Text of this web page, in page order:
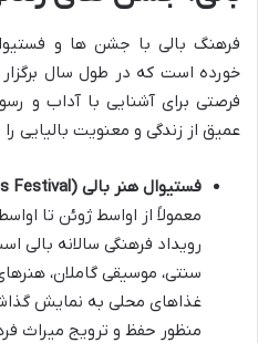
فرهنگ بالی با جشن ها و
خورده است که در طول سال
فرصتی برای آشنایی با آداب و
عمیق از زندگی و معنویت بالیایی
فستیوال هنر بالی (Bali Arts Festival):
معمولاً از اواسط ژوئن تا
رویداد فرهنگی سالانه
سنتی، موسیقی گاملان،
غذاهای محلی به نمایش
منظور حفظ و ترویج میراث